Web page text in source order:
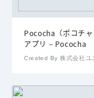
Pococha（ポコチ
アプリ – Pococha
Created By 株式会社ユ